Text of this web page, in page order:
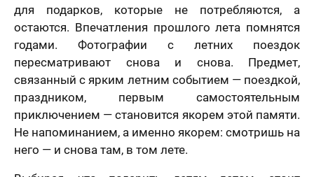
для подарков, которые не потребляются, а
остаются. Впечатления прошлого лета помнятся
годами. Фотографии с летних поездок
пересматривают снова и снова. Предмет,
связанный с ярким летним событием — поездкой,
праздником, первым самостоятельным
приключением — становится якорем этой памяти.
Не напоминанием, а именно якорем: смотришь на
него — и снова там, в том лете.